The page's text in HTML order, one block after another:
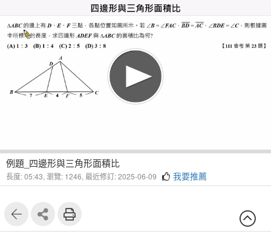
例題_四邊形與三角形面積比
長度: 05:43, 瀏覽: 1246, 最近修訂: 2025-06-09 我要推薦